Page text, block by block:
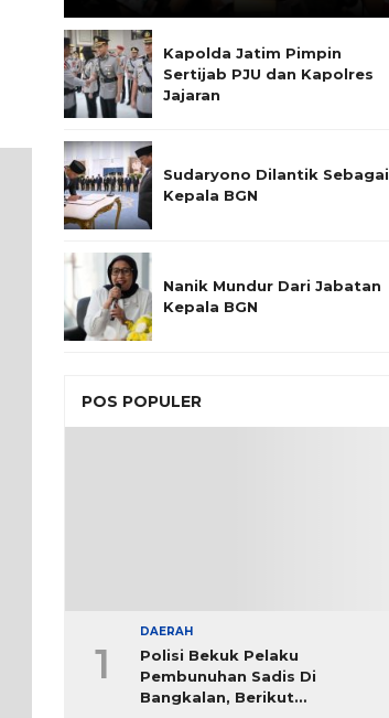
Kapolda Jatim Pimpin
Sertijab PJU dan Kapolres
Jajaran
Sudaryono Dilantik Sebagai
Kepala BGN
Nanik Mundur Dari Jabatan
Kepala BGN
POS POPULER
1
DAERAH
Polisi Bekuk Pelaku
Pembunuhan Sadis Di
Bangkalan, Berikut